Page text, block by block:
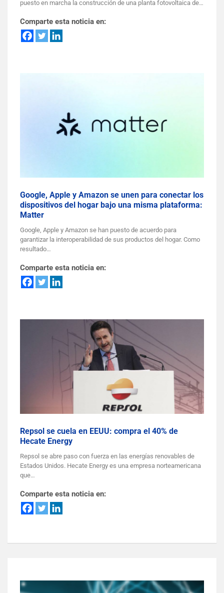
puesto en marcha la construcción de una planta fotovoltaica de…
Comparte esta noticia en:
Google, Apple y Amazon se unen para conectar los
dispositivos del hogar bajo una misma plataforma:
Matter
Google, Apple y Amazon se han puesto de acuerdo para
garantizar la interoperabilidad de sus productos del hogar. Como
resultado…
Comparte esta noticia en:
Repsol se cuela en EEUU: compra el 40% de
Hecate Energy
Repsol se abre paso con fuerza en las energías renovables de
Estados Unidos. Hecate Energy es una empresa norteamericana
que…
Comparte esta noticia en: